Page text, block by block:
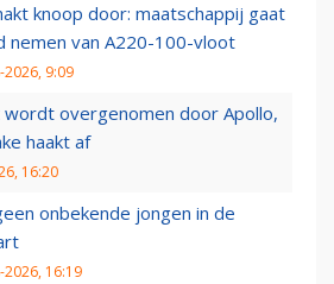
knoop door: maatschappij gaat
nemen van A220-100-vloot
2026, 9:09
wordt overgenomen door Apollo,
haakt af
16:20
onbekende jongen in de
2026, 16:19